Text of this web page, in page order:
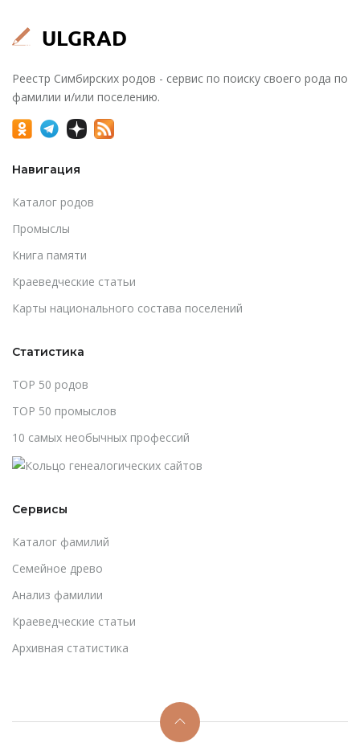
Реестр Симбирских родов - сервис по поиску своего рода по
фамилии и/или поселению.
Навигация
Каталог родов
Промыслы
Книга памяти
Краеведческие статьи
Карты национального состава поселений
Статистика
TOP 50 родов
TOP 50 промыслов
10 самых необычных профессий
Сервисы
Каталог фамилий
Cемейное древо
Анализ фамилии
Краеведческие статьи
Архивная статистика